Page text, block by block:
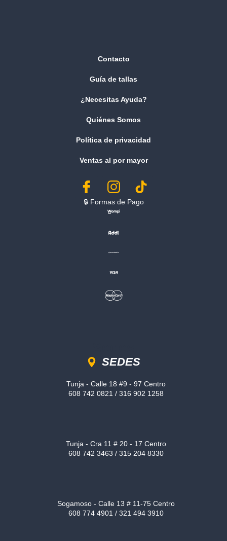
Contacto
Guía de tallas
¿Necesitas Ayuda?
Quiénes Somos
Política de privacidad
Ventas al por mayor
🔒︎ Formas de Pago
SEDES
Tunja - Calle 18 #9 - 97 Centro
608 742 0821 / 316 902 1258
Tunja - Cra 11 # 20 - 17 Centro
608 742 3463 / 315 204 8330
Sogamoso - Calle 13 # 11-75 Centro
608 774 4901 / 321 494 3910